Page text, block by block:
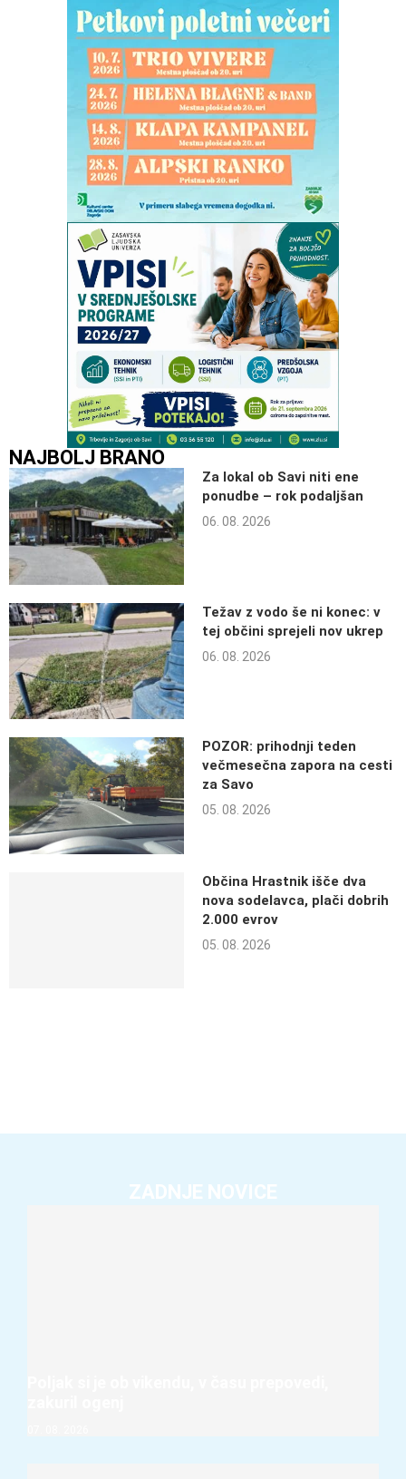
NAJBOLJ BRANO
Za lokal ob Savi niti ene
ponudbe – rok podaljšan
06. 08. 2026
Težav z vodo še ni konec: v
tej občini sprejeli nov ukrep
06. 08. 2026
POZOR: prihodnji teden
večmesečna zapora na cesti
za Savo
05. 08. 2026
Občina Hrastnik išče dva
nova sodelavca, plači dobrih
2.000 evrov
05. 08. 2026
ZADNJE NOVICE